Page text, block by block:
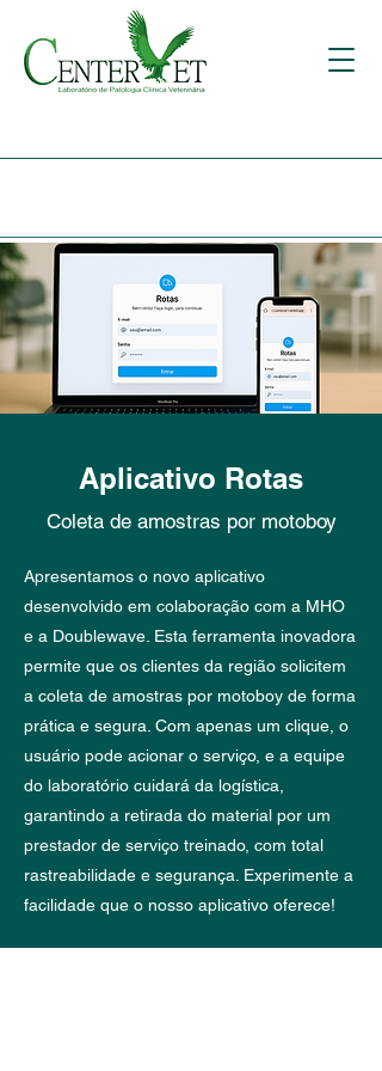
Aplicativo Rotas
Coleta de amostras por motoboy
Apresentamos o novo aplicativo
desenvolvido em colaboração com a MHO
e a Doublewave. Esta ferramenta inovadora
permite que os clientes da região solicitem
a coleta de amostras por motoboy de forma
prática e segura. Com apenas um clique, o
usuário pode acionar o serviço, e a equipe
do laboratório cuidará da logística,
garantindo a retirada do material por um
prestador de serviço treinado, com total
rastreabilidade e segurança. Experimente a
facilidade que o nosso aplicativo oferece!